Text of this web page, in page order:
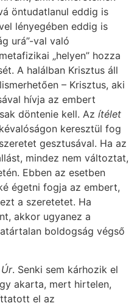
öntudatlanul eddig is
lényegében eddig is
urá”-val való
„helyen” hozza
A halálban Krisztus áll
– Krisztus, aki
hívja az embert
döntenie kell. Az ítélet
keresztül fog
gesztusával. Ha az
mindez nem változtat,
Ebben az esetben
égetni fogja az embert,
a szeretetet. Ha
akkor ugyanez a
boldogság végső
. Senki sem kárhozik el
akarta, mert hirtelen,
el az